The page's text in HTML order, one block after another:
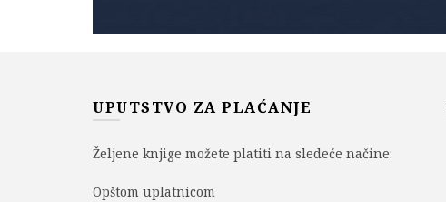
UPUTSTVO ZA PLAĆANJE
Željene knjige možete platiti na sledeće načine:
Opštom uplatnicom